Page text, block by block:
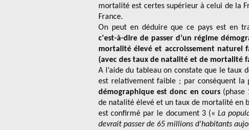
mortalité est certes supérieur à celui de la
France.
On peut en déduire que ce pays est en
c'est-à-dire de passer d’un régime
mortalité élevé et accroissement naturel
(avec des taux de natalité et de mortalité
A l’aide du tableau on constate que le
est relativement faible ; par conséquent la
démographique est donc en cours(phase
de natalité élevé et un taux de mortalité en
est confirmé par le document 3 (« La
devrait passer de 65 millions d'habitants